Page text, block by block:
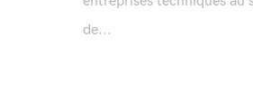
de...